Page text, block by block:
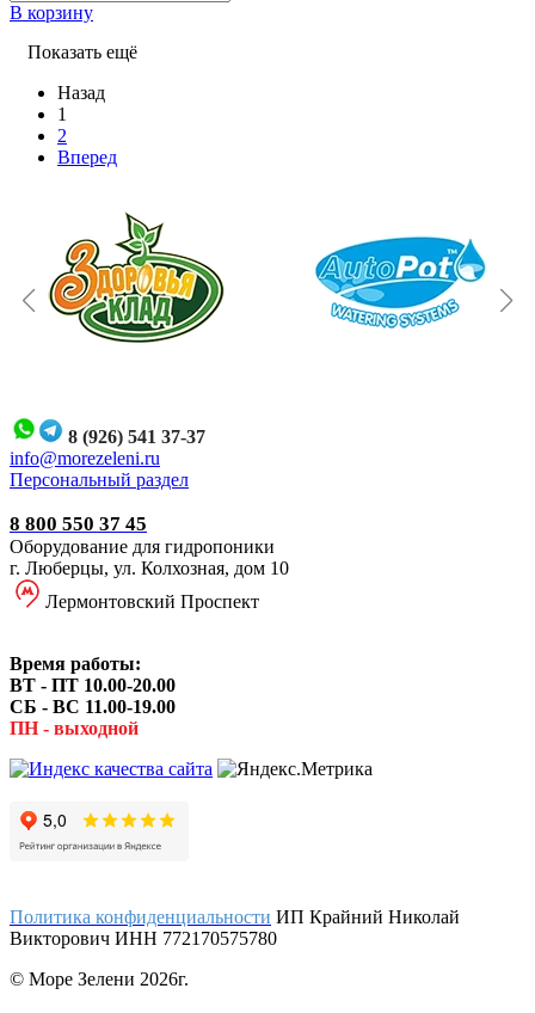
В корзину
Показать ещё
Назад
1
2
Вперед
8 (926) 541 37-37
info@morezeleni.ru
Персональный раздел
8 800 550 37 45
Оборудование для гидропоники
г. Люберцы, ул. Колхозная, дом 10
Лермонтовский Проспект
Время работы:
ВТ - ПТ 10.00-20.00
СБ - ВС 11.00-19.00
ПН - выходной
Политика конфиденциальности ИП Крайний Николай
Викторович ИНН 772170575780
© Море Зелени 2026г.